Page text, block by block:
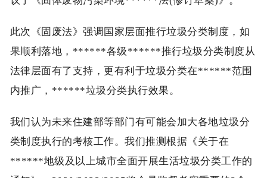
此次《固废法》强调国家层面推行垃圾分类制度，如
果顺利落地，******各级******推行垃圾分类制度从
法律层面有了支持，更有利于垃圾分类在******范围
内推广，******垃圾分类执行效果。
我们认为未来住建部等部门有可能会加大各地垃圾分
类制度执行的考核工作。我们推测根据《关于在
******地级及以上城市全面开展生活垃圾分类工作的